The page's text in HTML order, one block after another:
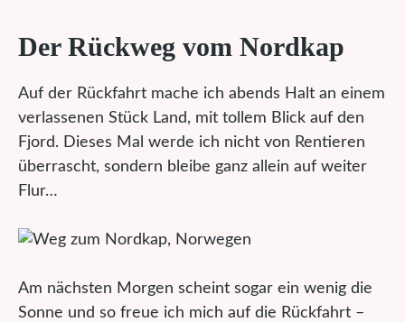
Der Rückweg vom Nordkap
Auf der Rückfahrt mache ich abends Halt an einem
verlassenen Stück Land, mit tollem Blick auf den
Fjord. Dieses Mal werde ich nicht von Rentieren
überrascht, sondern bleibe ganz allein auf weiter
Flur…
Am nächsten Morgen scheint sogar ein wenig die
Sonne und so freue ich mich auf die Rückfahrt –